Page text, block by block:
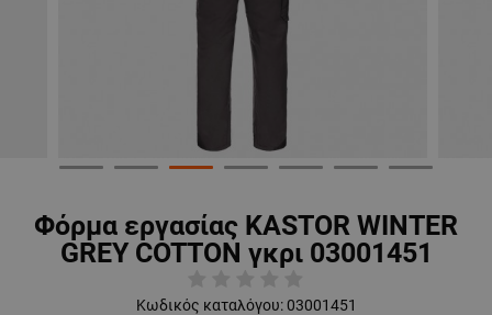
Φόρμα εργασίας KASTOR WINTER
GREY COTTON γκρι 03001451
Κωδικός καταλόγου: 03001451